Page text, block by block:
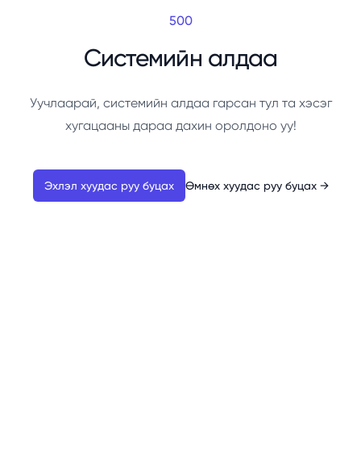
500
Системийн алдаа
Уучлаарай, системийн алдаа гарсан тул та хэсэг
хугацааны дараа дахин оролдоно уу!
Эхлэл хуудас руу буцах Өмнөх хуудас руу буцах →